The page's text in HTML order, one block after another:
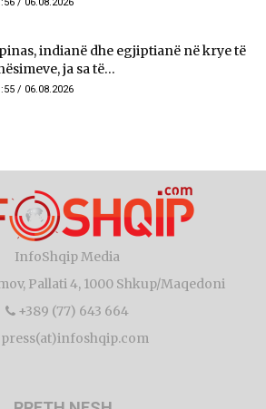
/ 06.08.2026
indianë dhe egjiptianë në krye të
ja sa të...
/ 06.08.2026
InfoShqip Media
Pallati 4, 1000 Shkup/Maqedoni
+389 (77) 643 664
press(at)infoshqip.com